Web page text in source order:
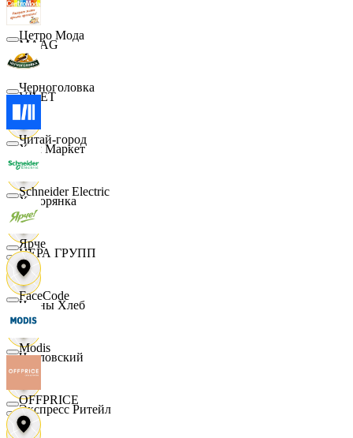
MAAG
VILET
Хом Маркет
Хуторянка
ЦЕРА ГРУПП
Челны Хлеб
Чкаловский
Экспресс Ритейл
Цетро Мода
Черноголовка
Читай-город
Schneider Electric
Ярче
FaceCode
Modis
OFFPRICE